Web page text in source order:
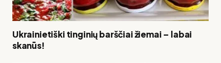
Ukrainietiški tinginių barščiai žiemai – labai
skanūs!